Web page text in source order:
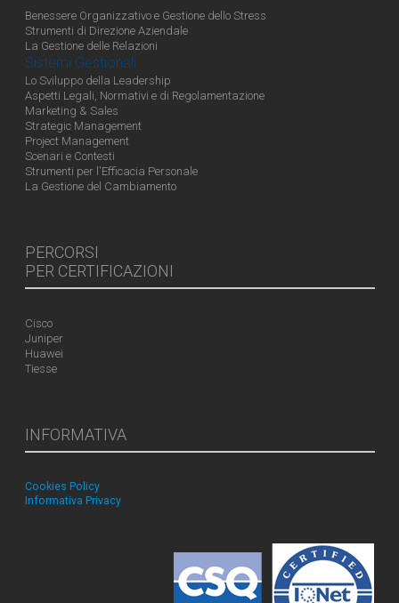
Benessere Organizzativo e Gestione dello Stress
Strumenti di Direzione Aziendale
La Gestione delle Relazioni
Sistemi Gestionali
Lo Sviluppo della Leadership
Aspetti Legali, Normativi e di Regolamentazione
Marketing & Sales
Strategic Management
Project Management
Scenari e Contesti
Strumenti per l'Efficacia Personale
La Gestione del Cambiamento
PERCORSI
PER CERTIFICAZIONI
Cisco
Juniper
Huawei
Tiesse
INFORMATIVA
Cookies Policy
Informativa Privacy